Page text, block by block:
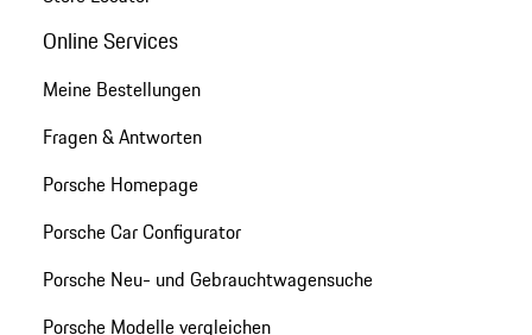
Online Services
Meine Bestellungen
Fragen & Antworten
Porsche Homepage
Porsche Car Configurator
Porsche Neu- und Gebrauchtwagensuche
Porsche Modelle vergleichen